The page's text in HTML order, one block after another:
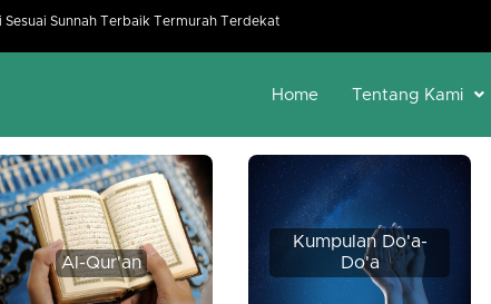
Sunnah Terbaik Termurah Terdekat
Home Tentang Kami
Al-Qur'an
Kumpulan Do'a-
Do'a